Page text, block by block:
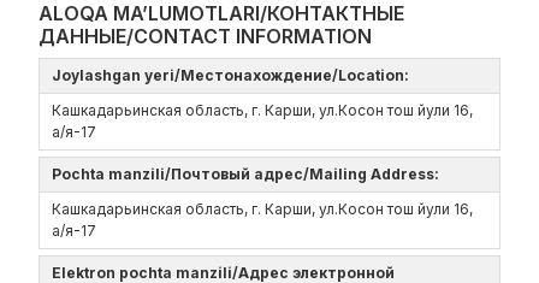
ALOQA MA’LUMOTLARI/КОНТАКТНЫЕ
ДАННЫЕ/CONTACT INFORMATION
Joylashgan yeri/Местонахождение/Location:
Кашкадарьинская область, г. Карши, ул.Косон тош йули 16,
а/я-17
Pochta manzili/Почтовый адрес/Mailing Address:
Кашкадарьинская область, г. Карши, ул.Косон тош йули 16,
а/я-17
Elektron pochta manzili/Адрес электронной